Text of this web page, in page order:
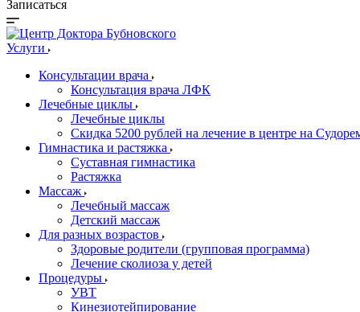
Записаться
Услуги
Консультации врача
Консультация врача ЛФК
Лечебные циклы
Лечебные циклы
Скидка 5200 рублей на лечение в центре на
Гимнастика и растяжка
Суставная гимнастика
Растяжка
Массаж
Лечебный массаж
Детский массаж
Для разных возрастов
Здоровые родители (групповая программа)
Лечение сколиоза у детей
Процедуры
УВТ
Кинезиотейпирование